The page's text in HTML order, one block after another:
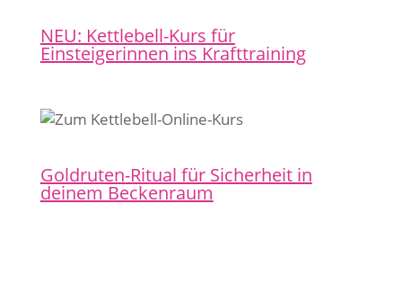
NEU: Kettlebell-Kurs für
Einsteigerinnen ins Krafttraining
Goldruten-Ritual für Sicherheit in
deinem Beckenraum